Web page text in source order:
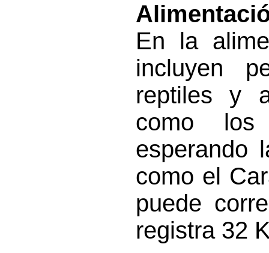
En la
incluyen
reptiles y
como los
esperando
como el
puede
registra 32